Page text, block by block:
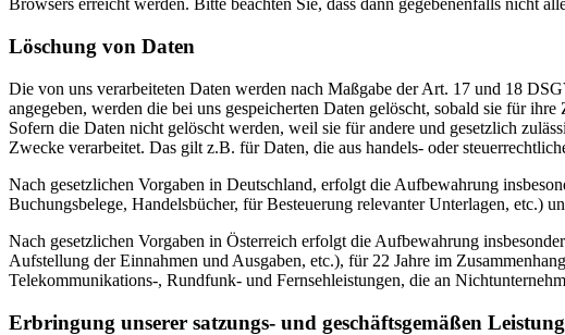
Browsers erreicht werden. Bitte beachten Sie, dass dann gegebenenfalls nicht
Löschung von Daten
Die von uns verarbeiteten Daten werden nach Maßgabe der Art. 17 und 18
angegeben, werden die bei uns gespeicherten Daten gelöscht, sobald sie für
Sofern die Daten nicht gelöscht werden, weil sie für andere und gesetzlich
Zwecke verarbeitet. Das gilt z.B. für Daten, die aus handels- oder
Nach gesetzlichen Vorgaben in Deutschland, erfolgt die Aufbewahrung
Buchungsbelege, Handelsbücher, für Besteuerung relevanter Unterlagen, etc.)
Nach gesetzlichen Vorgaben in Österreich erfolgt die Aufbewahrung
Aufstellung der Einnahmen und Ausgaben, etc.), für 22 Jahre im
Telekommunikations-, Rundfunk- und Fernsehleistungen, die an
Erbringung unserer satzungs- und geschäftsgemäßen